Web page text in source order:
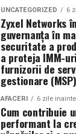
UNCATEGORIZED 6
Zyxel Networks
guvernanța în
securitate a
a proteja IMM-
furnizorii de
gestionare (MSP)
AFACERI 6 zile inainte
Cum contribuie
performant la